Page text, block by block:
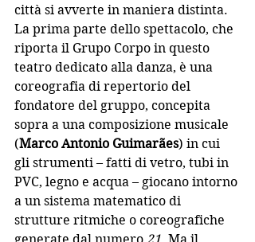
città si avverte in maniera distinta.
La prima parte dello spettacolo, che
riporta il Grupo Corpo in questo
teatro dedicato alla danza, è una
coreografia di repertorio del
fondatore del gruppo, concepita
sopra a una composizione musicale
(Marco Antonio Guimarães) in cui
gli strumenti – fatti di vetro, tubi in
PVC, legno e acqua – giocano intorno
a un sistema matematico di
strutture ritmiche o coreografiche